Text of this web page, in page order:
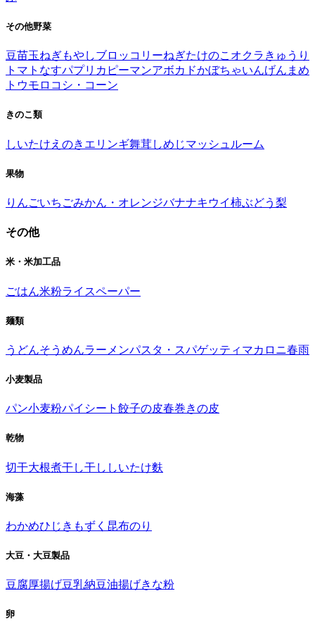
その他野菜
豆苗玉ねぎもやしブロッコリーねぎたけのこ オクラ きゅうり
トマト なすパプリカ ピーマンアボカドかぼちゃいんげんまめ
トウモロコシ・コーン
きのこ類
しいたけ えのき エリンギ舞茸しめじマッシュルーム
果物
りんごいちごみかん・オレンジバナナキウイ柿ぶどう 梨
その他
米・米加工品
ごはん米粉ライスペーパー
麺類
うどんそうめんラーメンパスタ・スパゲッティ マカロニ春雨
小麦製品
パン小麦粉パイシート 餃子の皮春巻きの皮
乾物
切干大根煮干し干ししいたけ麩
海藻
わかめひじき もずく 昆布のり
大豆・大豆製品
豆腐厚揚げ豆乳納豆油揚げきな粉
卵